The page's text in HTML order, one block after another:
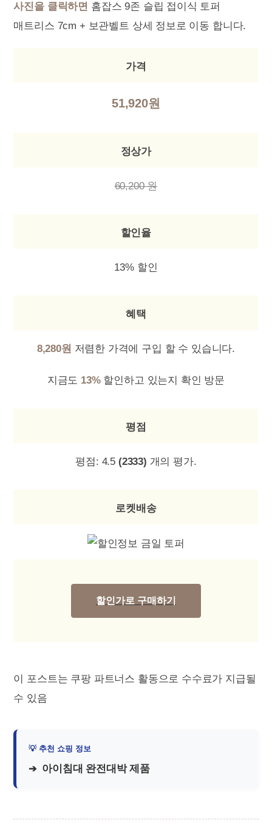
사진을 클릭하면 홈잡스 9존 슬립 접이식 토퍼
매트리스 7cm + 보관벨트 상세 정보로 이동 합니다.
가격
51,920원
정상가
60,200 원
할인율
13% 할인
혜택
8,280원 저렴한 가격에 구입 할 수 있습니다.
지금도 13%할인하고 있는지 확인 방문
평점
평점: 4.5 (2333) 개의 평가.
로켓배송
할인가로 구매하기
이 포스트는 쿠팡 파트너스 활동으로 수수료가 지급될
수 있음
아이침대 완전대박 제품